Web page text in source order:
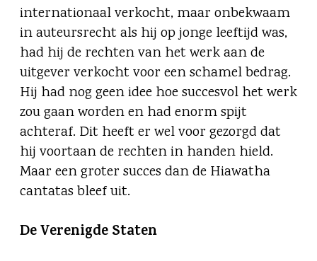
internationaal verkocht, maar onbekwaam
in auteursrecht als hij op jonge leeftijd was,
had hij de rechten van het werk aan de
uitgever verkocht voor een schamel bedrag.
Hij had nog geen idee hoe succesvol het werk
zou gaan worden en had enorm spijt
achteraf. Dit heeft er wel voor gezorgd dat
hij voortaan de rechten in handen hield.
Maar een groter succes dan de Hiawatha
cantatas bleef uit.
De Verenigde Staten